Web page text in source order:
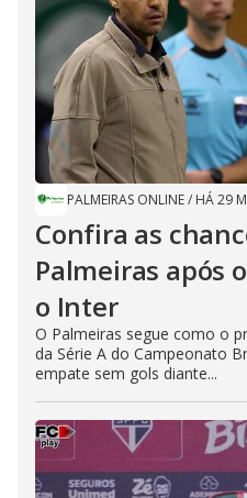
PALMEIRAS ONLINE/ HÁ 29
Confira as
Palmeiras após
o Inter
O Palmeiras segue como o
da Série A do Campeonato
empate sem gols diante...